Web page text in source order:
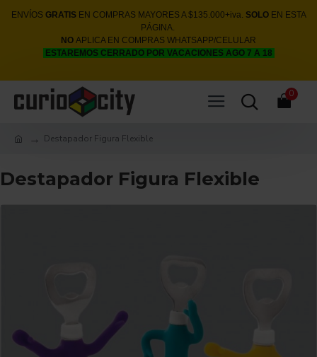
ENVÍOS GRATISEN COMPRAS MAYORES A $135.000+iva. SOLOEN ESTA
PÁGINA.
NO APLICA EN COMPRAS WHATSAPP/CELULAR
ESTAREMOS CERRADO POR VACACIONES AGO 7 A 18
0
Destapador Figura Flexible
Destapador Figura Flexible